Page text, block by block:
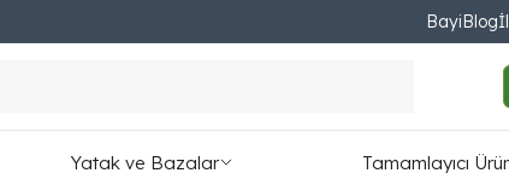
BayiBlog
Yatak ve Bazalar Tamamlayıcı
2,254.44TL'den başlayan taksit